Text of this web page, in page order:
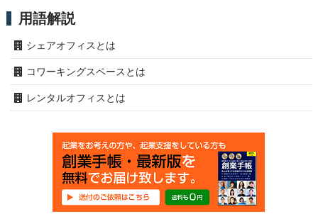
用語解説
シェアオフィスとは
コワーキングスペースとは
レンタルオフィスとは